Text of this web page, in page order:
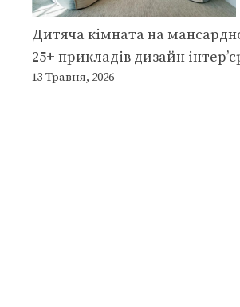
Дитяча кімната на
25+ прикладів дизайн
13 Травня, 2026